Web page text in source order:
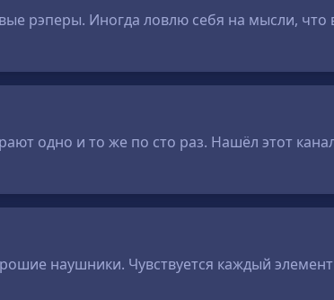
рэперы. Иногда ловлю себя на мысли, что
одно и то же по сто раз. Нашёл этот
наушники. Чувствуется каждый